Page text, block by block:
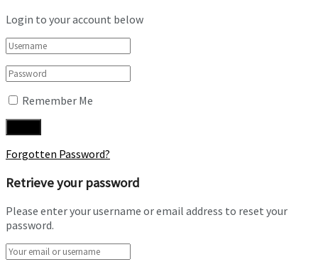
Login to your account below
Remember Me
Forgotten Password?
Retrieve your password
Please enter your username or email address to reset your
password.